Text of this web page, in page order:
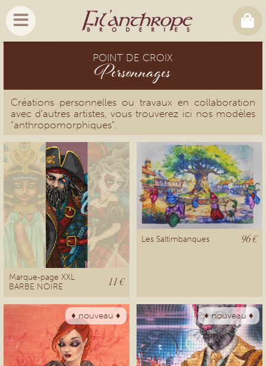
POINT DE CROIX
Personnages
Créations personnelles ou travaux en collaboration
avec d'autres artistes, vous trouverez ici nos modèles
"anthropomorphiques".
Marque-page XXL
BARBE NOIRE
11 €
Les Saltimbanques 96 €
♦ nouveau ♦ ♦ nouveau ♦